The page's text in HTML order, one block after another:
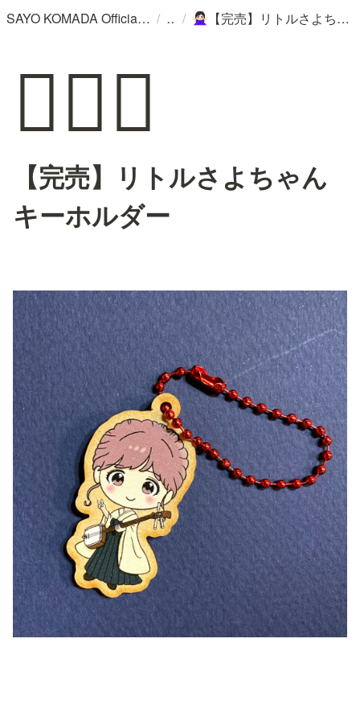
SAYO KOMADA Official WebSite / / 🙅🏻‍♀️ 【完売】リトルさよちゃんキーホルダー
🙅🏻‍♀️
【完売】リトルさよちゃん
キーホルダー